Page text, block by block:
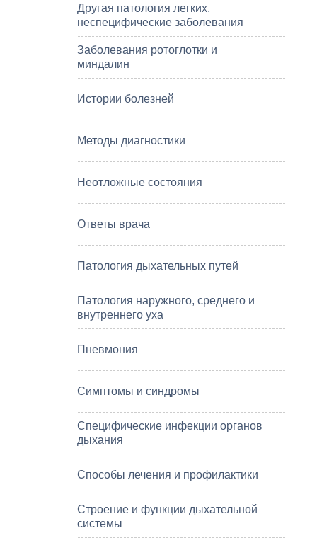
Другая патология легких,
неспецифические заболевания
Заболевания ротоглотки и
миндалин
Истории болезней
Методы диагностики
Неотложные состояния
Ответы врача
Патология дыхательных путей
Патология наружного, среднего и
внутреннего уха
Пневмония
Симптомы и синдромы
Специфические инфекции органов
дыхания
Способы лечения и профилактики
Строение и функции дыхательной
системы